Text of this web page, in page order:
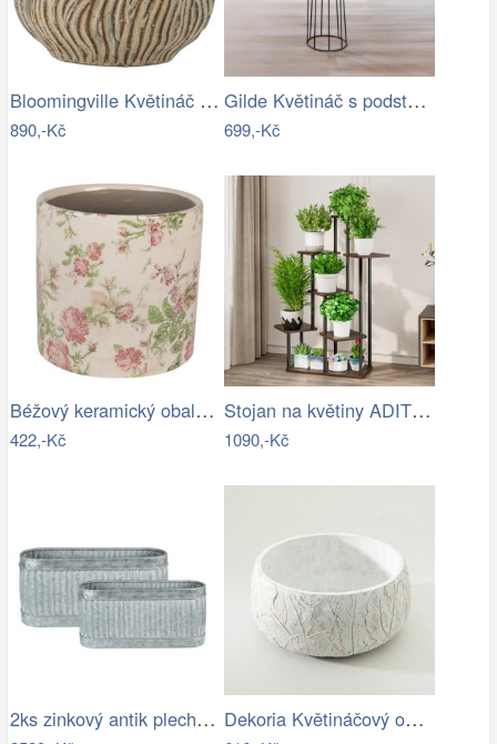
Bloomingville Květináč Dua Ø 19 cm
890,-Kč
Gilde Květináč s podstavcem, zlatý
699,-Kč
Béžový keramický obal na květináč s…
422,-Kč
Stojan na květiny ADITE TYP 2 Tempo…
1090,-Kč
2ks zinkový antik plechový oválný… Dekoria Květináčový obal Leaf I…